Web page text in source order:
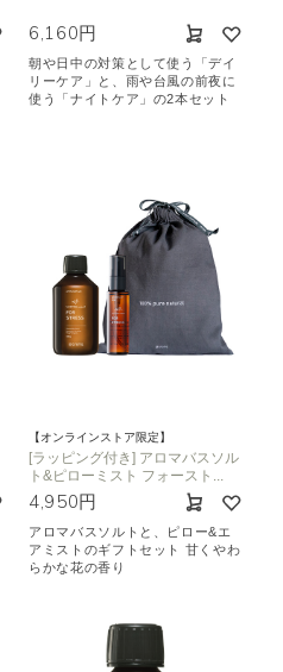
6,160円
朝や日中の対策として使う「デイ
リーケア」と、雨や台風の前夜に
使う「ナイトケア」の2本セット
【オンラインストア限定】
[ラッピング付き] アロマバスソル
ト&ピローミスト フォースト...
4,950円
アロマバスソルトと、ピロー&エ
アミストのギフトセット 甘くやわ
らかな花の香り